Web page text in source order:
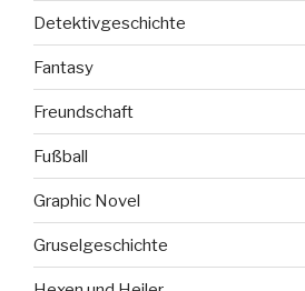
Detektivgeschichte
Fantasy
Freundschaft
Fußball
Graphic Novel
Gruselgeschichte